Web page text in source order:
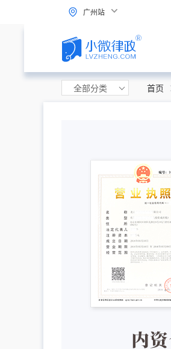
广州站
全部分类 首页